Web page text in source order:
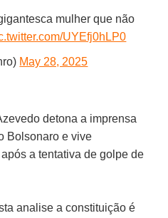
mulher que não
UYEfj0hLP0
May 28, 2025
detona a imprensa
Bolsonaro e vive
a tentativa de golpe de
analise a constituição é